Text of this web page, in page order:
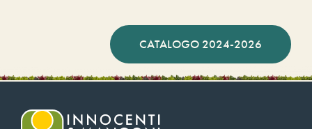
CATALOGO 2024-2026